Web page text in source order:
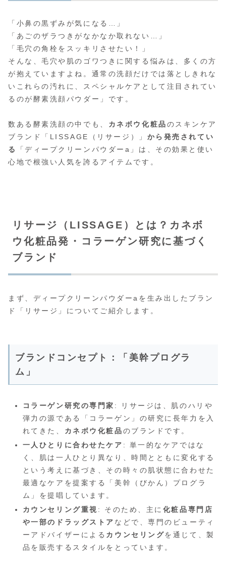
「小鼻の黒ずみが気になる…」
「あごのザラつきがなかなか取れない…」
「毛穴の角栓をスッキリさせたい！」
そんな、毛穴や肌のゴワつきに関する悩みは、多くの方
が抱えていますよね。通常の洗顔だけでは落としきれな
いこれらの汚れに、スペシャルケアとして注目されてい
るのが酵素洗顔パウダー」です。
数ある酵素洗顔の中でも、 カネボウ化粧品のスキンケア
ブランド「LISSAGE（リサージ）」 から発売されてい
る
「ディープクリーンパウダーa」は、その効果と使い
心地で根強い人気を誇るアイテムです。
リサージ（LISSAGE）とは？カネボ
ウ化粧品発・コラーゲン研究に基づく
ブランド
まず、ディープクリーンパウダーaを生み出したブラン
ド「リサージ」についてご紹介します。
ブランドコンセプト：「美幹プログラ
ム」
コラーゲン研究の専門家 : リサージは、肌のハリや
弾力の源である「コラーゲン」の研究に長年力を入
れてきた、 カネボウ化粧品のブランドです。
一人ひとりに合わせたケア : 単一的なケアではな
く、肌は一人ひとり異なり、時間とともに変化する
という考えに基づき、その時々の肌状態に合わせた
最適なケアを提案する「美幹（びかん）プログラ
ム」を提唱しています。
カウンセリング重視 : そのため、主に 化粧品専門店
や一部のドラッグストア などで、専門のビューティ
ーアドバイザーによる カウンセリングを通じて、製
品を販売するスタイルをとっています。